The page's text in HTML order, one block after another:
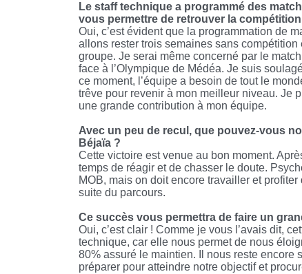
Le staff technique a programmé des
vous permettre de retrouver la
Oui, c’est évident que la programmation de
allons rester trois semaines sans
groupe. Je serai même concerné par le
face à l’Olympique de Médéa. Je suis
ce moment, l’équipe a besoin de tout le
trêve pour revenir à mon meilleur niveau. Je
une grande contribution à mon équipe.
Avec un peu de recul, que pouvez-vous
Béjaïa ?
Cette victoire est venue au bon moment.
temps de réagir et de chasser le doute.
MOB, mais on doit encore travailler et
suite du parcours.
Ce succès vous permettra de faire un
Oui, c’est clair ! Comme je vous l’avais dit,
technique, car elle nous permet de nous
80% assuré le maintien. Il nous reste
préparer pour atteindre notre objectif et